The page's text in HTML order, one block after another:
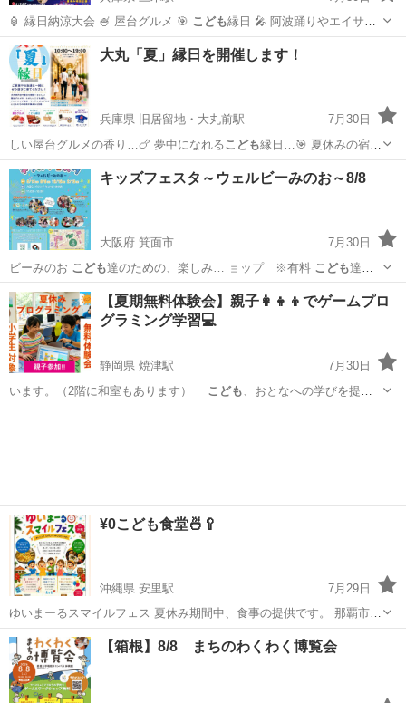
🏮 縁日納涼大会 🍧 屋台グルメ 🎯 こども縁日 🎤 阿波踊りやエイサ
ー、キッズダ…
兵庫 三木市 三木駅 地域/お祭り 縁日
大丸「夏」縁日を開催します！
兵庫県 旧居留地・大丸前駅
7月30日
しい屋台グルメの香り…🍗 夢中になれるこども縁日…🎯 夏休みの宿題
にもぴったり！世…
兵庫 神戸市 旧居留地・大丸前駅 地域/お祭り
キッズフェスタ～ウェルビーみのお～8/8
大阪府 箕面市
7月30日
ビーみのお こども達のための、楽しみ… ョップ ※有料 こども達が
楽しめる体験型…
大阪 箕面市 地域/お祭り かえっこ
【夏期無料体験会】親子👩‍👧‍👦でゲームプロ
グラミング学習💻️
静岡県 焼津駅
7月30日
います。（2階に和室もあります） こども 、おとなへの学びを提供
¥0こども食堂🍜🥄
沖縄県 安里駅
7月29日
ゆいまーるスマイルフェス 夏休み期間中、食事の提供です。 那覇市三
原区公民館 8/3(月)、8/10(月)、8/17(月)、8/24(月) 12:00∼13:30 ✣どな
たでも参加できます ✣持ち帰りはしていません ✣駐車...
沖縄 那覇市 安里駅 地域/お祭り こども食堂
【箱根】8/8 まちのわくわく博覧会